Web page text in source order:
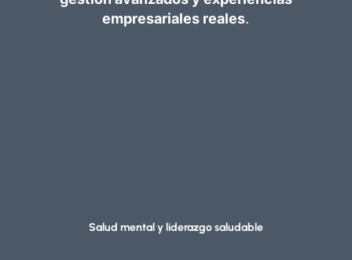
empresariales reales.
Salud mental y liderazgo saludable